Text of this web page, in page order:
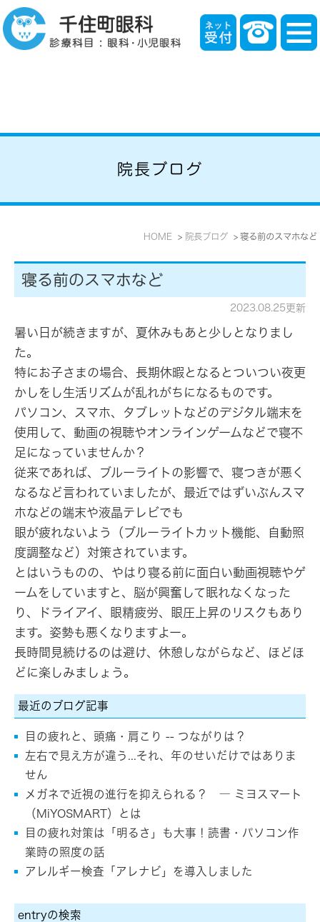
院長ブログ
HOME 院長ブログ 寝る前のスマホなど
寝る前のスマホなど
2023.08.25更新
暑い日が続きますが、夏休みもあと少しとなりまし
た。
特にお子さまの場合、長期休暇となるとついつい夜更
かしをし生活リズムが乱れがちになるものです。
パソコン、スマホ、タブレットなどのデジタル端末を
使用して、動画の視聴やオンラインゲームなどで寝不
足になっていませんか？
従来であれば、ブルーライトの影響で、寝つきが悪く
なるなど言われていましたが、最近ではずいぶんスマ
ホなどの端末や液晶テレビでも
眼が疲れないよう（ブルーライトカット機能、自動照
度調整など）対策されています。
とはいうものの、やはり寝る前に面白い動画視聴やゲ
ームをしていますと、脳が興奮して眠れなくなった
り、ドライアイ、眼精疲労、眼圧上昇のリスクもあり
ます。姿勢も悪くなりますよー。
長時間見続けるのは避け、休憩しながらなど、ほどほ
どに楽しみましょう。
最近のブログ記事
目の疲れと、頭痛・肩こり -- つながりは？
左右で見え方が違う...それ、年のせいだけではありま
せん
メガネで近視の進行を抑えられる？ ― ミヨスマート
（MiYOSMART）とは
目の疲れ対策は「明るさ」も大事！読書・パソコン作
業時の照度の話
アレルギー検査「アレナビ」を導入しました
entryの検索